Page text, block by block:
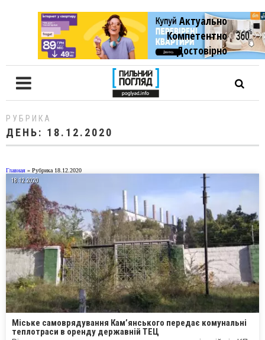
Актуально
Компетентно
Достовiрно
РУБРИКА
ДЕНЬ: 18.12.2020
Главная » Рубрика 18.12.2020
18.12.2020
Міське самоврядування Кам’янського передає комунальні
теплотраси в оренду державній ТЕЦ